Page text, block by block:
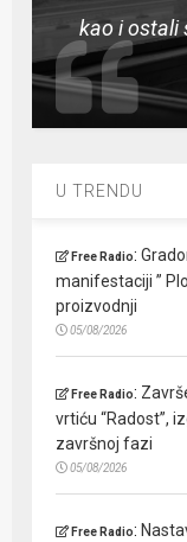
kao i ostali
U TRENDU
Free Radio:
manifestaciji ”
proizvodnji
05/08/2026
Free Radio:
vrtiću “Radost”,
završnoj fazi
05/08/2026
Free Radio: